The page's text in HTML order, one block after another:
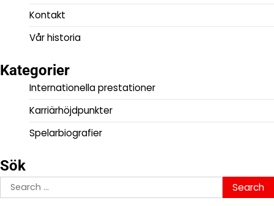
Kontakt
Vår historia
Kategorier
Internationella prestationer
Karriärhöjdpunkter
Spelarbiografier
Sök
Search
for: